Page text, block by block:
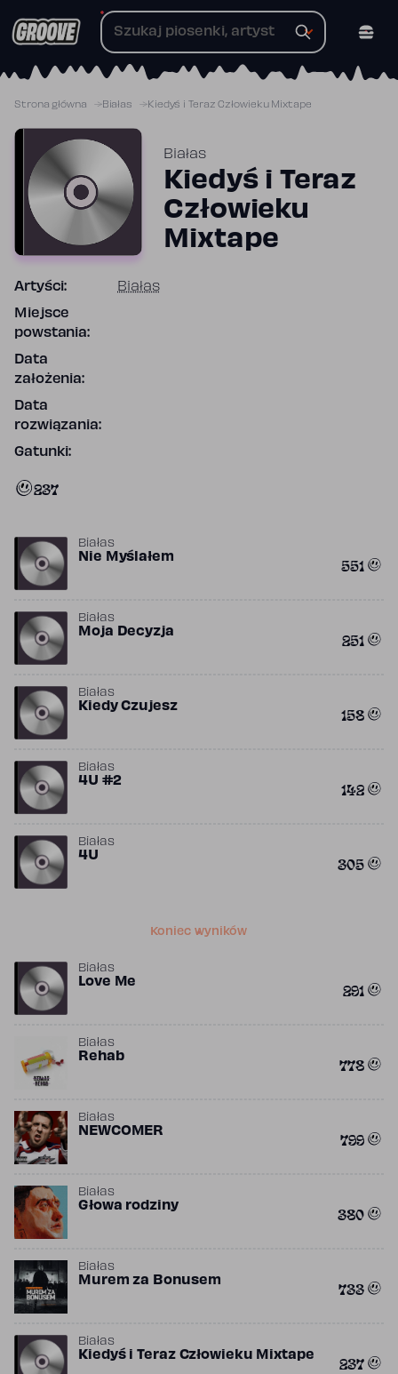
do
Strona główna Białas Kiedyś i Teraz Człowieku Mixtape
Białas
Kiedyś i Teraz
Człowieku
Mixtape
Artyści: Białas
Miejsce
powstania:
Data
założenia:
Data
rozwiązania:
Gatunki:
237
Białas
Nie Myślałem 551
Białas
Moja Decyzja 251
Białas
Kiedy Czujesz 158
Białas
4U #2 142
Białas
4U 305
Koniec wyników
Białas
Love Me 291
Białas
Rehab 778
Białas
NEWCOMER 799
Białas
Głowa rodziny 380
Białas
Murem za Bonusem 733
Białas
Kiedyś i Teraz Człowieku Mixtape 237